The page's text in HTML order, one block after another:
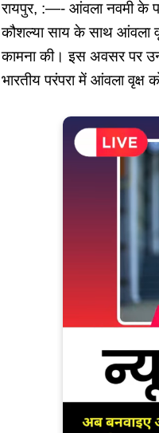
रायपुर, :—- आंवला नवमी के
कौशल्या साय के साथ आंवला
कामना की। इस अवसर पर
भारतीय परंपरा में आंवला वृक्ष